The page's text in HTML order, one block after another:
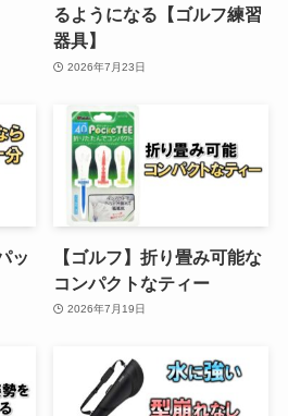
るようになる【ゴルフ練習
器具】
2026年7月23日
ッ
【ゴルフ】折り畳み可能な
コンパクトなティー
2026年7月19日